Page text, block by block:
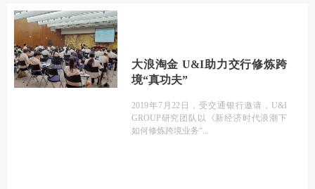
大浪淘金 U&I助力交行修炼跨
境“真功夫”
2019年7月22日，受交通银行邀请，U&I
GROUP研究团队以《新经济时代浪潮下
如何修炼跨境业务“